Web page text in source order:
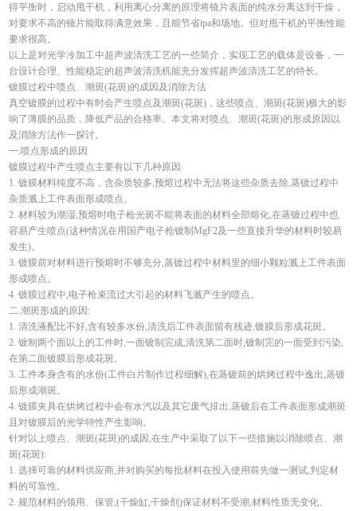
得平衡时，启动甩干机，利用离心分离的原理将镜片表面的纯水分离达到干燥，
对要求不高的镜片能取得满意效果，且能节省ipa和场地。但对甩干机的平衡性能
要求很高。
以上是对光学冷加工中超声波清洗工艺的一些简介，实现工艺的载体是设备，一
台设计合理、性能稳定的超声波清洗机能充分发挥超声波清洗工艺的特长。
镀膜过程中喷点、潮斑(花斑)的成因及消除方法
真空镀膜的过程中有时会产生喷点及潮斑(花斑)，这些喷点、潮斑(花斑)极大的影
响了薄膜的品质，降低产品的合格率。本文将对喷点、潮斑(花斑)的形成原因以
及消除方法作一探讨。
一.喷点形成的原因
镀膜过程中产生喷点主要有以下几种原因:
1. 镀膜材料纯度不高，含杂质较多,预熔过程中无法将这些杂质去除,蒸镀过程中
杂质溅上工件表面形成喷点。
2. 材料较为潮湿,预熔时电子枪光斑不能将表面的材料全部熔化,在蒸镀过程中也
容易产生喷点(这种情况在用国产电子枪镀制MgF2及一些直接升华的材料时较易
发生)。
3. 镀膜前对材料进行预熔时不够充分,蒸镀过程中材料里的细小颗粒溅上工件表面
形成喷点。
4. 镀膜过程中,电子枪束流过大引起的材料飞溅产生的喷点。
二.潮斑形成的原因:
1. 清洗液配比不好,含有较多水份,清洗后工件表面留有残迹,镀膜后形成花斑。
2. 镀制两个面以上的工件时,一面镀制完成,清洗第二面时,镀制完的一面受到污染,
在第二面镀膜后形成花斑。
3. 工件本身含有的水份(工件白片制作过程细解),在蒸镀前的烘烤过程中逸出,蒸镀
后形成潮斑。
4. 镀膜夹具在烘烤过程中会有水汽以及其它废气排出,蒸镀后在工件表面形成潮斑
且对镀膜后的光学特性产生影响。
针对以上喷点、潮斑(花斑)的成因,在生产中采取了以下一些措施以消除喷点、潮
斑(花斑):
1. 选择可靠的材料供应商,并对购买的每批材料在投入使用前先做一测试,判定材
料的可靠性。
2. 规范材料的领用、保管,(干燥缸,干燥剂)保证材料不受潮,材料性质无变化。